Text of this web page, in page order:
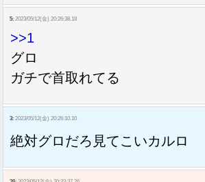
5: 2023/05/12(金) 20:26:38.18
>>1
グロ
ガチで首取れてる
3: 2023/05/12(金) 20:26:10.10
絶対グロだろ見てこいカルロ